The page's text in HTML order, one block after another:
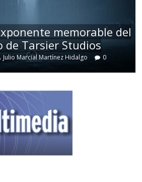
memorable del
de Tarsier Studios
Julio Marcial Martínez Hidalgo 0